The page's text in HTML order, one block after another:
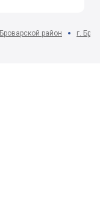
Броварской район г.